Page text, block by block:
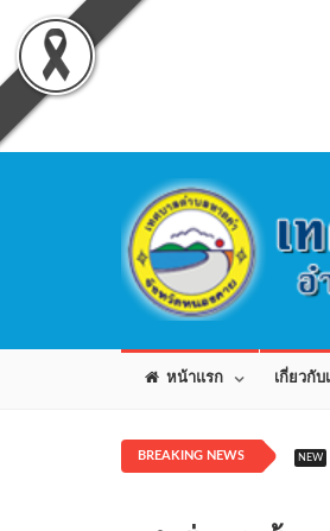
หน้าแรก เกี่ยวกับ
BREAKING NEWS NEW